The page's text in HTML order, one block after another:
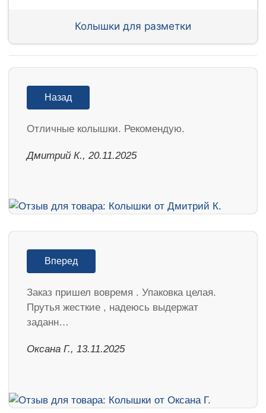
Колышки для разметки
Назад
Отличные колышки. Рекомендую.
Дмитрий К., 20.11.2025
Вперед
Заказ пришел вовремя . Упаковка целая.
Прутья жесткие , надеюсь выдержат
заданн…
Оксана Г., 13.11.2025